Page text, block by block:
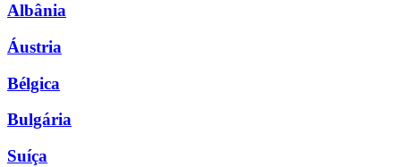
Albânia
Áustria
Bélgica
Bulgária
Suíça